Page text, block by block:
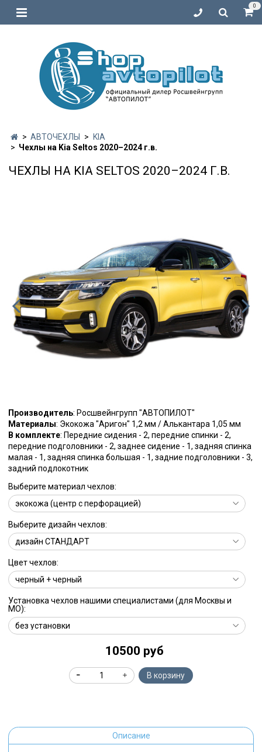
0
АВТОЧЕХЛЫ
KIA
Чехлы на Kia Seltos 2020–2024 г.в.
ЧЕХЛЫ НА KIA SELTOS 2020–2024 Г.В.
Производитель: Росшвейнгрупп "АВТОПИЛОТ"
Материалы: Экокожа "Аригон" 1,2 мм / Алькантара 1,05 мм
В комплекте: Передние сидения - 2, передние спинки - 2,
передние подголовники - 2, заднее сидение - 1, задняя спинка
малая - 1, задняя спинка большая - 1, задние подголовники - 3,
задний подлокотник
Выберите материал чехлов:
Выберите дизайн чехлов:
Цвет чехлов:
Установка чехлов нашими специалистами (для Москвы и
МО):
10500 руб
В корзину
Описание